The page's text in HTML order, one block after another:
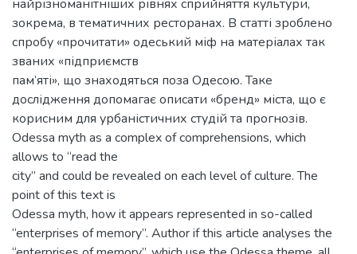
найрізноманітніших рівнях сприйняття культури,
зокрема, в тематичних ресторанах. В статті зроблено
спробу «прочитати» одеський міф на матеріалах так
званих «підприємств
пам’яті», що знаходяться поза Одесою. Таке
дослідження допомагає описати «бренд» міста, що є
корисним для урбаністичних студій та прогнозів.
Odessa myth as a complex of comprehensions, which
allows to “read the
city” and could be revealed on each level of culture. The
point of this text is
Odessa myth, how it appears represented in so-called
“enterprises of memory”. Author if this article analyses the